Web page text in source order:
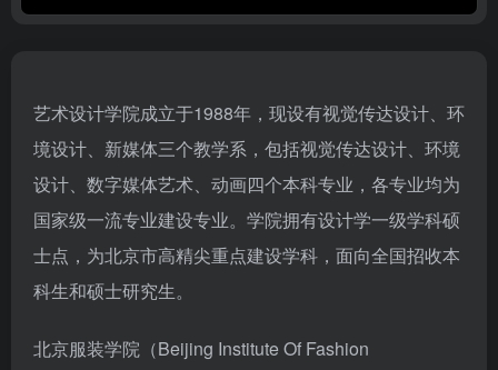
艺术设计学院成立于1988年，现设有视觉传达设计、环
境设计、新媒体三个教学系，包括视觉传达设计、环境
设计、数字媒体艺术、动画四个本科专业，各专业均为
国家级一流专业建设专业。学院拥有设计学一级学科硕
士点，为北京市高精尖重点建设学科，面向全国招收本
科生和硕士研究生。
北京服装学院（Beijing Institute Of Fashion